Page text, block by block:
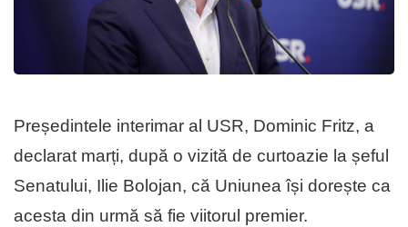
Președintele interimar al USR, Dominic Fritz, a
declarat marți, după o vizită de curtoazie la șeful
Senatului, Ilie Bolojan, că Uniunea își dorește ca
acesta din urmă să fie viitorul premier.